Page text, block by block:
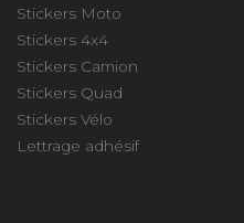
Stickers Moto
Stickers 4x4
Stickers Camion
Stickers Quad
Stickers Vélo
Lettrage adhésif